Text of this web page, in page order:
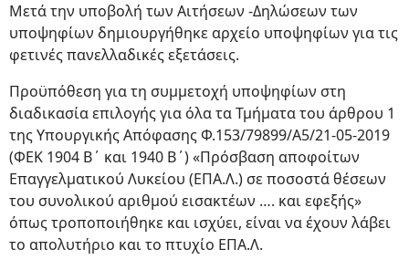
Μετά την υποβολή των Αιτήσεων -Δηλώσεων των
υποψηφίων δημιουργήθηκε αρχείο υποψηφίων για τις
φετινές πανελλαδικές εξετάσεις.
Προϋπόθεση για τη συμμετοχή υποψηφίων στη
διαδικασία επιλογής για όλα τα Τμήματα του άρθρου 1
της Υπουργικής Απόφασης Φ.153/79899/Α5/21-05-2019
(ΦΕΚ 1904 Β΄ και 1940 Β΄) «Πρόσβαση αποφοίτων
Επαγγελματικού Λυκείου (ΕΠΑ.Λ.) σε ποσοστά θέσεων
του συνολικού αριθμού εισακτέων …. και εφεξής»
όπως τροποποιήθηκε και ισχύει, είναι να έχουν λάβει
το απολυτήριο και το πτυχίο ΕΠΑ.Λ.